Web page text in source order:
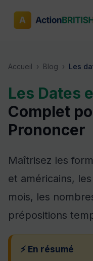
Accueil › Blog › Les
Les Dates
Complet
Prononcer
Maîtrisez les
et américains,
mois, les
prépositions
⚡ En résumé